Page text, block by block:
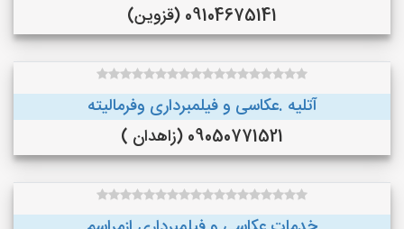
09104675141 (قزوین)
آتلیه .عکاسی و فیلمبرداری وفرمالیته
09050771521 (زاهدان )